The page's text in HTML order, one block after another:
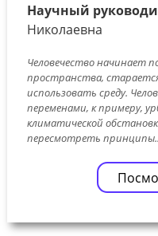
Научный
Николаевна
Человечество начинает
пространства,
использовать среду.
переменами, к примеру,
климатической
пересмотреть